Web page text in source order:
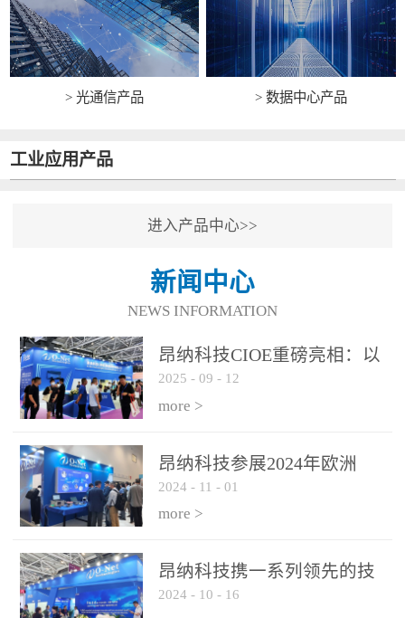
> 光通信产品 > 数据中心产品
工业应用产品
进入产品中心>>
新闻中心
NEWS INFORMATION
昂纳科技CIOE重磅亮相：以
光通信创新引擎，驱动AI与
算力互联新时代
2025 - 09 - 12
more >
昂纳科技参展2024年欧洲
ECOC展会
2024 - 11 - 01
more >
昂纳科技携一系列领先的技
术平台和优秀产品参展2024
2024 - 10 - 16